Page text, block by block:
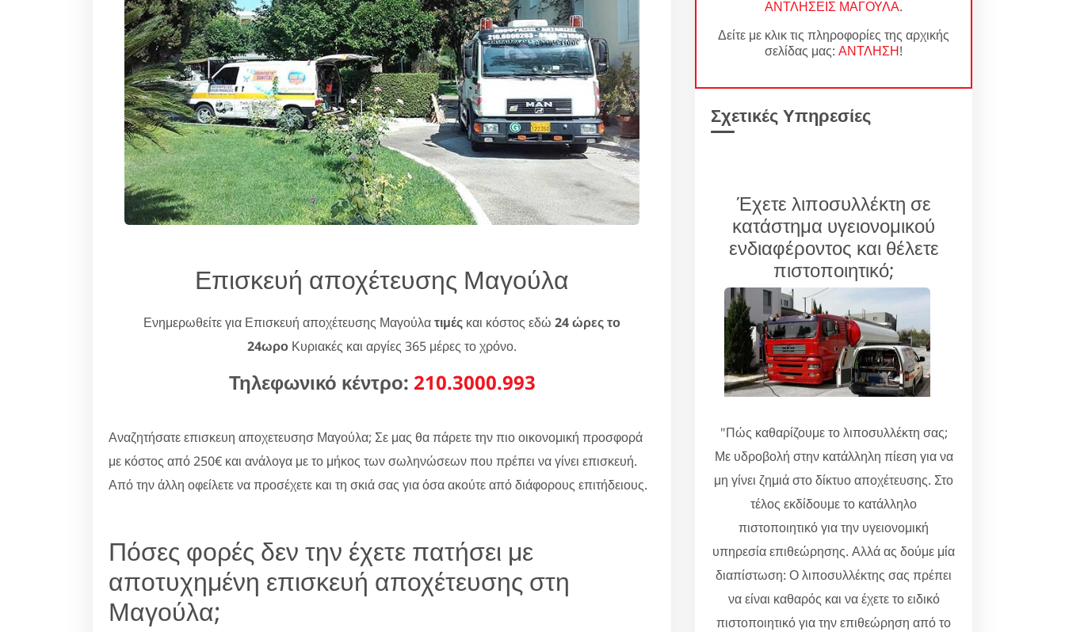
Επισκευή αποχέτευσης Μαγούλα
Ενημερωθείτε για Επισκευή αποχέτευσης Μαγούλατιμές και κόστος εδώ 24 ώρες το
24ωρο Κυριακές και αργίες 365 μέρες το χρόνο.
Τηλεφωνικό κέντρο: 210.3000.993
Αναζητήσατε επισκευη αποχετευσησ Μαγούλα; Σε μας θα πάρετε την πιο οικονομική προσφορά
με κόστος από 250€ και ανάλογα με το μήκος των σωληνώσεων που πρέπει να γίνει επισκευή.
Από την άλλη οφείλετε να προσέχετε και τη σκιά σας για όσα ακούτε από διάφορους επιτήδειους.
Πόσες φορές δεν την έχετε πατήσει με
αποτυχημένη επισκευή αποχέτευσης στη
Μαγούλα;
ΑΝΤΛΗΣΕΙΣ ΜΑΓΟΥΛΑ.
Δείτε με κλικ τις πληροφορίες της αρχικής
σελίδας μας: ΑΝΤΛΗΣΗ!
Σχετικές Υπηρεσίες
Έχετε λιποσυλλέκτη σε
κατάστημα υγειονομικού
ενδιαφέροντος και θέλετε
πιστοποιητικό;
"Πώς καθαρίζουμε το λιποσυλλέκτη σας;
Με υδροβολή στην κατάλληλη πίεση για να
μη γίνει ζημιά στο δίκτυο αποχέτευσης. Στο
τέλος εκδίδουμε το κατάλληλο
πιστοποιητικό για την υγειονομική
υπηρεσία επιθεώρησης. Αλλά ας δούμε μία
διαπίστωση: Ο λιποσυλλέκτης σας πρέπει
να είναι καθαρός και να έχετε το ειδικό
πιστοποιητικό για την επιθεώρηση από το